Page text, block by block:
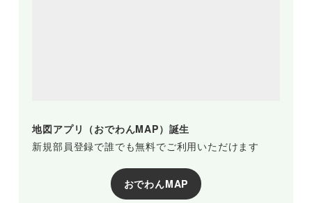
地図アプリ（おでわんMAP）誕生
新規部員登録で誰でも無料でご利用いただけます
おでわんMAP